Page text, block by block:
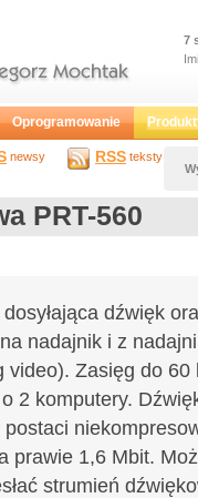
7
Oprogramowanie
newsy RSS teksty
PRT-560
dźwięk
nadajnik i z
video). Zasięg do 60
2 komputery.
prawie 1,6 Mbit.
strumień